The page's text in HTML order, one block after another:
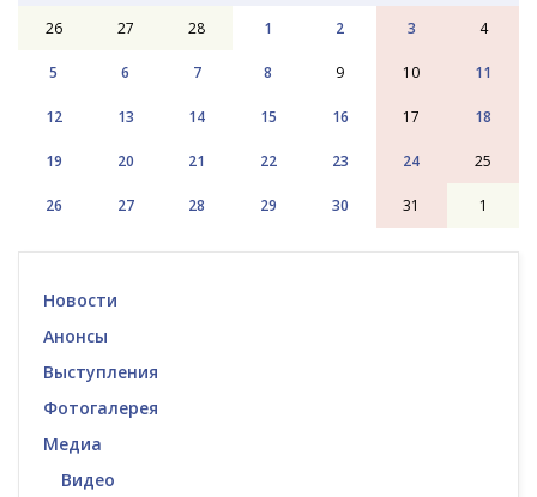
26 27 28 1 2 3 4
5 6 7 8 9 10 11
12 13 14 15 16 17 18
19 20 21 22 23 24 25
26 27 28 29 30 31 1
Новости
Анонсы
Выступления
Фотогалерея
Медиа
Видео